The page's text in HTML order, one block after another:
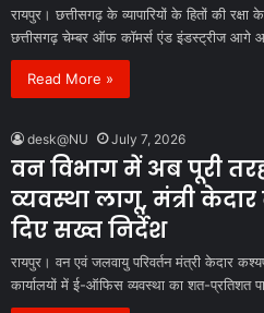
रायपुर। छत्तीसगढ़ के व्यापारियों के हितों की
छत्तीसगढ़ चेम्बर ऑफ कॉमर्स एंड इंडस्ट्रीज आगे
Read More »
desk@NU July 7, 2026
वन विभाग में अब पूरी
व्यवस्था लागू, मंत्री
दिए सख्त निर्देश
रायपुर। वन एवं जलवायु परिवर्तन मंत्री केदार
कार्यालयों में ई-ऑफिस व्यवस्था का शत-प्रतिशत